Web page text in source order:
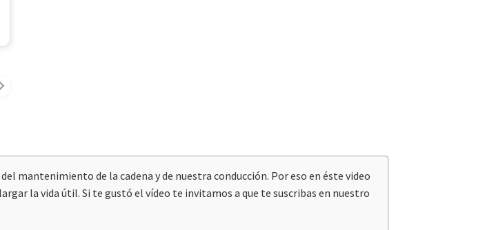
de la cadena y de nuestra conducción. Por eso en éstevideo
la vida útil. Si te gustó el vídeo te invitamos a que te suscribas en nuestro